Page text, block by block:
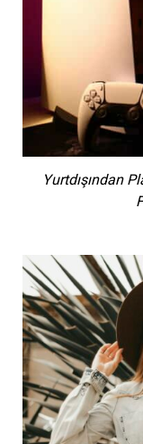
Yurtdışından